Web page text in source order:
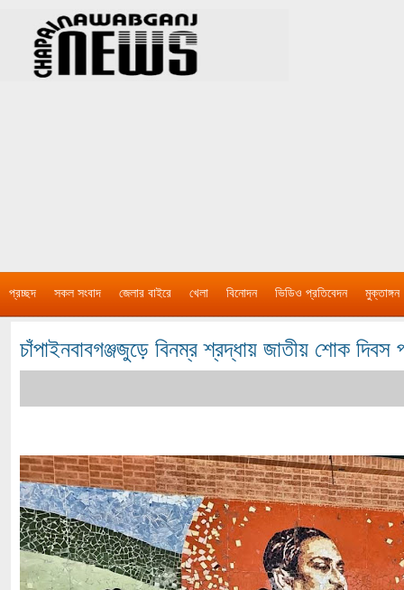
প্রচ্ছদ সকল সংবাদ জেলার বাইরে খেলা বিনোদন ভিডিও প্রতিবেদন মুক্তাঙ্গন
চাঁপাইনবাবগঞ্জজুড়ে বিনম্র শ্রদ্ধায় জাতীয় শোক দিবস